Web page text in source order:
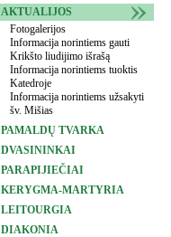
AKTUALIJOS
Fotogalerijos
Informacija norintiems gauti
Krikšto liudijimo išrašą
Informacija norintiems tuoktis
Katedroje
Informacija norintiems užsakyti
šv. Mišias
PAMALDŲ TVARKA
DVASININKAI
PARAPIJIEČIAI
KERYGMA-MARTYRIA
LEITOURGIA
DIAKONIA